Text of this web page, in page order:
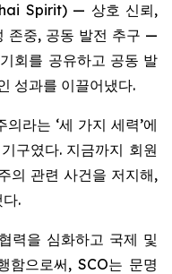
Spirit) — 상호 신뢰,
존중, 공동 발전 추구 —
회를 공유하고 공동 발
성과를 이끌어냈다.
라는 ‘세 가지 세력’에
구였다. 지금까지 회원
의 관련 사건을 저지해,
.
력을 심화하고 국제 및
함으로써, SCO는 문명